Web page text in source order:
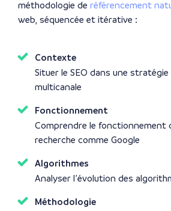
Contexte
Situer le SEO dans une
multicanale
Fonctionnement
Comprendre le fonctionnement
recherche comme Google
Algorithmes
Analyser l’évolution des
Méthodologie
méthodologie de référencement
web, séquencée et itérative :